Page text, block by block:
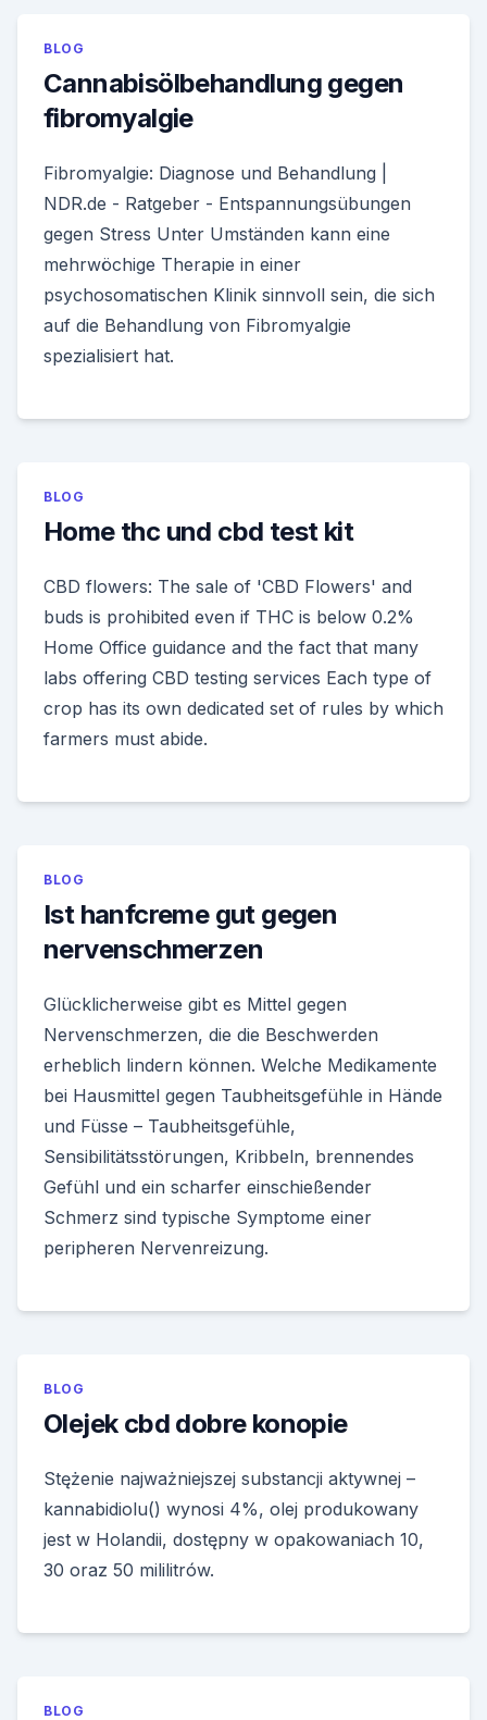
BLOG
Cannabisölbehandlung gegen
fibromyalgie
Fibromyalgie: Diagnose und Behandlung |
NDR.de - Ratgeber - Entspannungsübungen
gegen Stress Unter Umständen kann eine
mehrwöchige Therapie in einer
psychosomatischen Klinik sinnvoll sein, die sich
auf die Behandlung von Fibromyalgie
spezialisiert hat.
BLOG
Home thc und cbd test kit
CBD flowers: The sale of 'CBD Flowers' and
buds is prohibited even if THC is below 0.2%
Home Office guidance and the fact that many
labs offering CBD testing services Each type of
crop has its own dedicated set of rules by which
farmers must abide.
BLOG
Ist hanfcreme gut gegen
nervenschmerzen
Glücklicherweise gibt es Mittel gegen
Nervenschmerzen, die die Beschwerden
erheblich lindern können. Welche Medikamente
bei Hausmittel gegen Taubheitsgefühle in Hände
und Füsse – Taubheitsgefühle,
Sensibilitätsstörungen, Kribbeln, brennendes
Gefühl und ein scharfer einschießender
Schmerz sind typische Symptome einer
peripheren Nervenreizung.
BLOG
Olejek cbd dobre konopie
Stężenie najważniejszej substancji aktywnej –
kannabidiolu() wynosi 4%, olej produkowany
jest w Holandii, dostępny w opakowaniach 10,
30 oraz 50 mililitrów.
BLOG